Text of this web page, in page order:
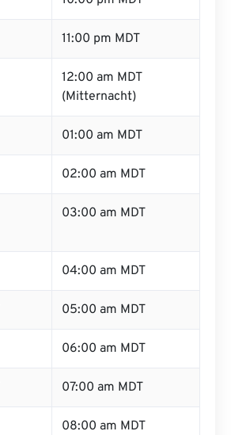
11:00 pm MDT
12:00 am MDT
(Mitternacht)
01:00 am MDT
02:00 am MDT
03:00 am MDT
04:00 am MDT
05:00 am MDT
06:00 am MDT
07:00 am MDT
08:00 am MDT